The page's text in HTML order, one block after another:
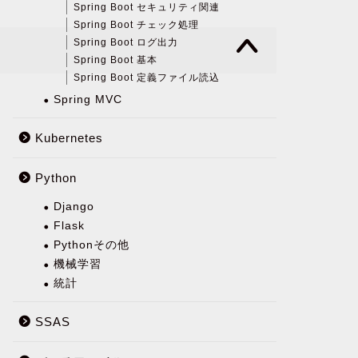
Spring Boot セキュリティ関連
Spring Boot チェック処理
Spring Boot ログ出力
Spring Boot 基本
Spring Boot 定義ファイル読込
Spring MVC
Kubernetes
Python
Django
Flask
Pythonその他
機械学習
統計
SSAS